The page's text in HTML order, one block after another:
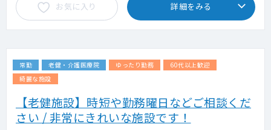
お気に入り 詳細をみる
常勤 老健・介護医療院 ゆったり勤務
60代以上歓迎
綺麗な施設
【老健施設】時短や勤務曜日などご相談くだ
さい / 非常にきれいな施設です！